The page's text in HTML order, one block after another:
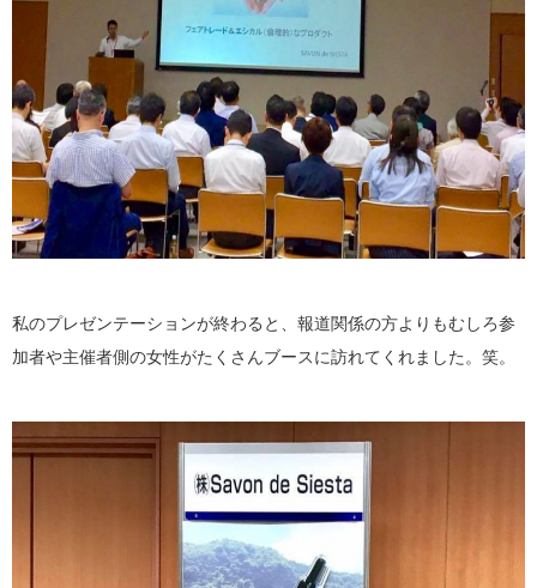
私のプレゼンテーションが終わると、報道関係の方よりもむしろ参
加者や主催者側の女性がたくさんブースに訪れてくれました。笑。